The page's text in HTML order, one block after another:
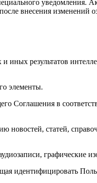
уведомления.
внесения изменений
результатов
элементы.
Соглашения в
статей,
графические
идентифицировать